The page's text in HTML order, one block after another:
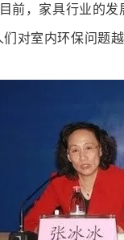
前，家具行业的
对室内环保问题